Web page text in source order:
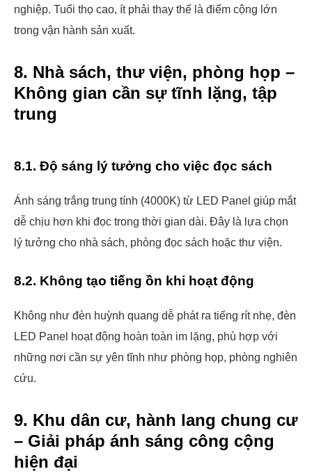
nghiệp. Tuổi thọ cao, ít phải thay thế là điểm cộng lớn
trong vận hành sản xuất.
8. Nhà sách, thư viện, phòng họp –
Không gian cần sự tĩnh lặng, tập
trung
8.1. Độ sáng lý tưởng cho việc đọc sách
Ánh sáng trắng trung tính (4000K) từ LED Panel giúp mắt
dễ chịu hơn khi đọc trong thời gian dài. Đây là lựa chọn
lý tưởng cho nhà sách, phòng đọc sách hoặc thư viện.
8.2. Không tạo tiếng ồn khi hoạt động
Không như đèn huỳnh quang dễ phát ra tiếng rít nhẹ, đèn
LED Panel hoạt động hoàn toàn im lặng, phù hợp với
những nơi cần sự yên tĩnh như phòng họp, phòng nghiên
cứu.
9. Khu dân cư, hành lang chung cư
– Giải pháp ánh sáng công cộng
hiện đại